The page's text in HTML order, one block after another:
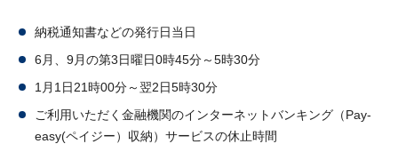
納税通知書などの発行日当日
6月、9月の第3日曜日0時45分～5時30分
1月1日21時00分～翌2日5時30分
ご利用いただく金融機関のインターネットバンキング（Pay-
easy(ペイジー）収納）サービスの休止時間